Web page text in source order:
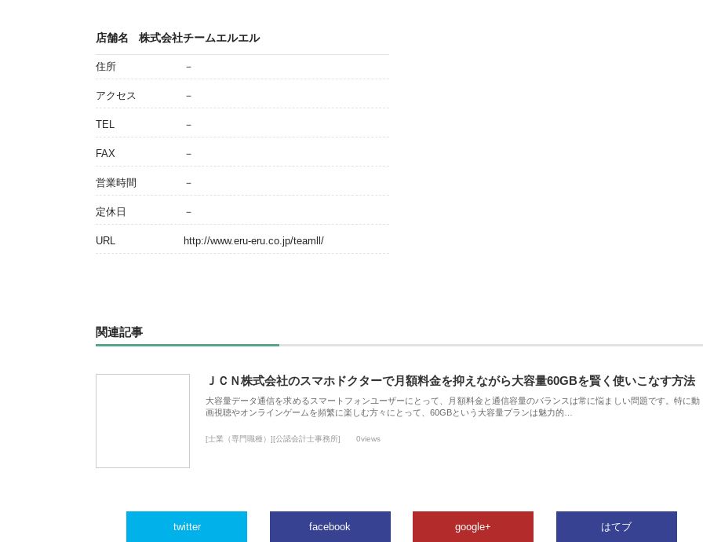
店舗名 株式会社チームエルエル
住所 －
アクセス －
TEL －
FAX －
営業時間 －
定休日 －
URL http://www.eru-eru.co.jp/teamll/
関連記事
ＪＣＮ株式会社のスマホドクターで月額料金を抑えながら大容量60GBを賢く使いこなす方法
大容量データ通信を求めるスマートフォンユーザーにとって、月額料金と通信容量のバランスは常に悩ましい問題です。特に動
画視聴やオンラインゲームを頻繁に楽しむ方々にとって、60GBという大容量プランは魅力的…
[士業（専門職種）][公認会計士事務所] 0views
twitter facebook google+ はてブ